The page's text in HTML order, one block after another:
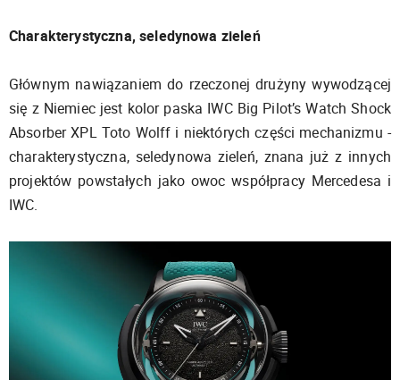
Charakterystyczna, seledynowa zieleń
Głównym nawiązaniem do rzeczonej drużyny wywodzącej
się z Niemiec jest kolor paska IWC Big Pilot’s Watch Shock
Absorber XPL Toto Wolff i niektórych części mechanizmu -
charakterystyczna, seledynowa zieleń, znana już z innych
projektów powstałych jako owoc współpracy Mercedesa i
IWC.